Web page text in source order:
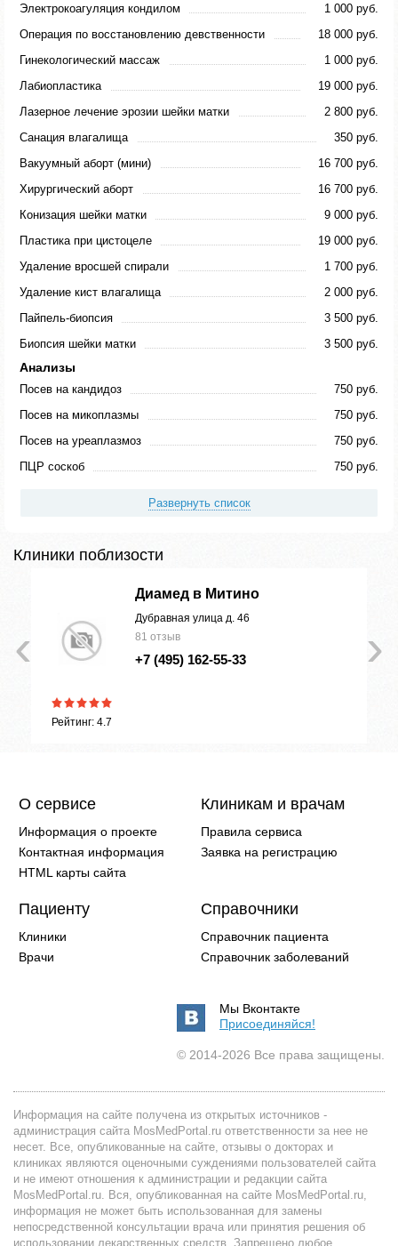
Электрокоагуляция кондилом
1 000 руб.
Операция по восстановлению девственности
18 000 руб.
Гинекологический массаж
1 000 руб.
Лабиопластика
19 000 руб.
Лазерное лечение эрозии шейки матки
2 800 руб.
Санация влагалища
350 руб.
Вакуумный аборт (мини)
16 700 руб.
Хирургический аборт
16 700 руб.
Конизация шейки матки
9 000 руб.
Пластика при цистоцеле
19 000 руб.
Удаление вросшей спирали
1 700 руб.
Удаление кист влагалища
2 000 руб.
Пайпель-биопсия
3 500 руб.
Биопсия шейки матки
3 500 руб.
Анализы
Посев на кандидоз
750 руб.
Посев на микоплазмы
750 руб.
Посев на уреаплазмоз
750 руб.
ПЦР соскоб
750 руб.
Развернуть список
Клиники поблизости
›
‹
Рейтинг: 4.7
Диамед в Митино
Дубравная улица д. 46
81 отзыв
+7 (495) 162-55-33
О сервисе
Информация о проекте
Контактная информация
HTML карты сайта
Клиникам и врачам
Правила сервиса
Заявка на регистрацию
Пациенту
Клиники
Врачи
Справочники
Справочник пациента
Справочник заболеваний
Мы Вконтакте
Присоединяйся!
© 2014-2026 Все права защищены.
Информация на сайте получена из открытых источников -
администрация сайта MosMedPortal.ru ответственности за нее не
несет. Все, опубликованные на сайте, отзывы о докторах и
клиниках являются оценочными суждениями пользователей сайта
и не имеют отношения к администрации и редакции сайта
MosMedPortal.ru. Вся, опубликованная на сайте MosMedPortal.ru,
информация не может быть использованная для замены
непосредственной консультации врача или принятия решения об
использовании лекарственных средств. Запрещено любое